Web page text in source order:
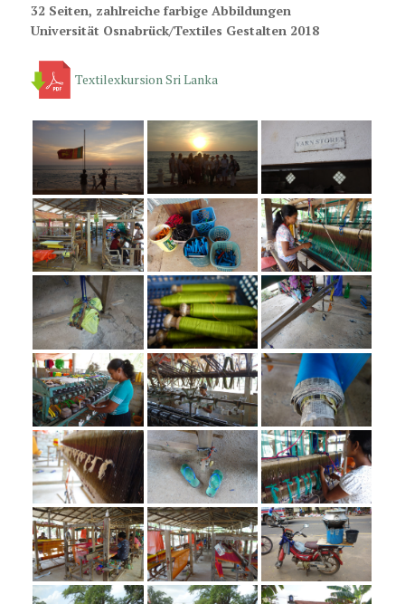
32 Seiten, zahlreiche farbige Abbildungen
Universität Osnabrück/Textiles Gestalten 2018
Textilexkursion Sri Lanka